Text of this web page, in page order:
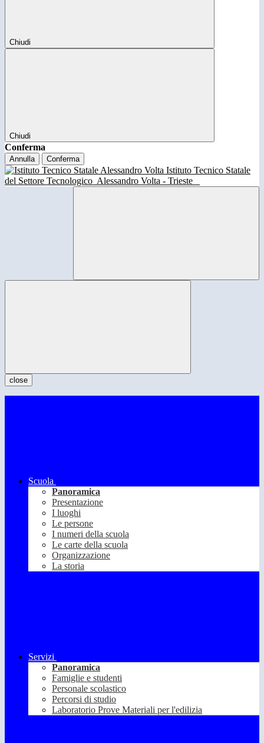
Chiudi
Chiudi
Conferma
Annulla Conferma
Istituto Tecnico Statale
del Settore Tecnologico Alessandro Volta - Trieste
close
Scuola
Panoramica
Presentazione
I luoghi
Le persone
I numeri della scuola
Le carte della scuola
Organizzazione
La storia
Servizi
Panoramica
Famiglie e studenti
Personale scolastico
Percorsi di studio
Laboratorio Prove Materiali per l'edilizia